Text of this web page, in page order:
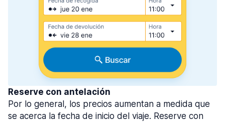
Reserve con antelación
Por lo general, los precios aumentan a medida que
se acerca la fecha de inicio del viaje. Reserve con